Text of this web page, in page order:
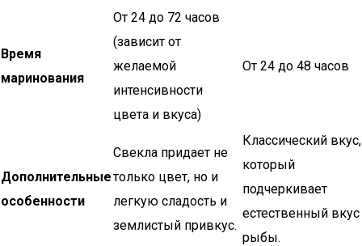
Время
маринования
От 24 до 72 часов
(зависит от
желаемой
интенсивности
цвета и вкуса)
От 24 до 48 часов
Дополнительные
особенности
Свекла придает не
только цвет, но и
легкую сладость и
землистый привкус.
Классический вкус,
который
подчеркивает
естественный вкус
рыбы.